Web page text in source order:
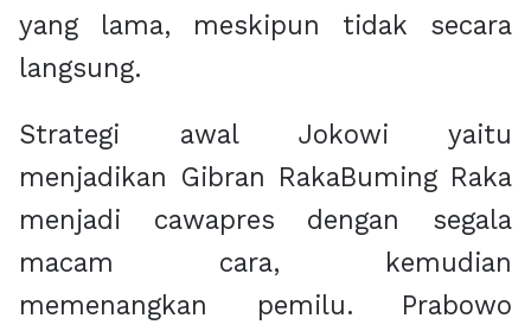
yang lama, meskipun tidak secara
langsung.
Strategi awal Jokowi yaitu
menjadikan Gibran RakaBuming Raka
menjadi cawapres dengan segala
macam cara, kemudian
memenangkan pemilu. Prabowo